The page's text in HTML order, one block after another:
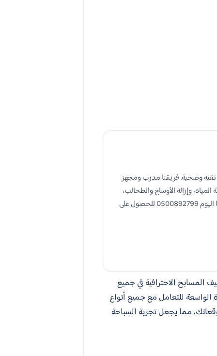
وصحية. فريقنا مدرب ومجهز
وإزالة الأوساخ والطحالب،
بالإضافة إلى صيانة أنظمة الترشيح. نستخدم مواد تنظيف آمنة وفعالة للحفاظ على صحتك وسلامة مسبحك. اتصل بنا اليوم 0500892799 للحصول على
المسابح الاحترافية في جميع
للتعامل مع جميع أنواع
مما يجعل تجربة السباحة